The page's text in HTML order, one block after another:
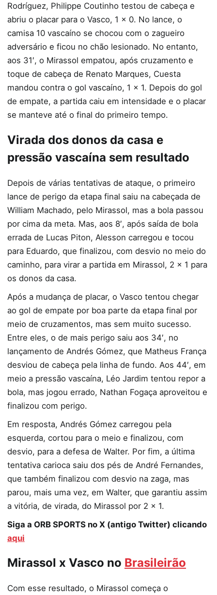
Rodríguez, Philippe Coutinho testou de cabeça e
abriu o placar para o Vasco, 1 x 0. No lance, o
camisa 10 vascaíno se chocou com o zagueiro
adversário e ficou no chão lesionado. No entanto,
aos 31′, o Mirassol empatou, após cruzamento e
toque de cabeça de Renato Marques, Cuesta
mandou contra o gol vascaíno, 1 x 1. Depois do gol
de empate, a partida caiu em intensidade e o placar
se manteve até o final do primeiro tempo.
Virada dos donos da casa e
pressão vascaína sem resultado
Depois de várias tentativas de ataque, o primeiro
lance de perigo da etapa final saiu na cabeçada de
William Machado, pelo Mirassol, mas a bola passou
por cima da meta. Mas, aos 8′, após saída de bola
errada de Lucas Piton, Alesson carregou e tocou
para Eduardo, que finalizou, com desvio no meio do
caminho, para virar a partida em Mirassol, 2 x 1 para
os donos da casa.
Após a mudança de placar, o Vasco tentou chegar
ao gol de empate por boa parte da etapa final por
meio de cruzamentos, mas sem muito sucesso.
Entre eles, o de mais perigo saiu aos 34′, no
lançamento de Andrés Gómez, que Matheus França
desviou de cabeça pela linha de fundo. Aos 44′, em
meio a pressão vascaína, Léo Jardim tentou repor a
bola, mas jogou errado, Nathan Fogaça aproveitou e
finalizou com perigo.
Em resposta, Andrés Gómez carregou pela
esquerda, cortou para o meio e finalizou, com
desvio, para a defesa de Walter. Por fim, a última
tentativa carioca saiu dos pés de André Fernandes,
que também finalizou com desvio na zaga, mas
parou, mais uma vez, em Walter, que garantiu assim
a vitória, de virada, do Mirassol por 2 x 1.
Siga a ORB SPORTS no X (antigo Twitter) clicando
aqui
Mirassol x Vasco no Brasileirão
Com esse resultado, o Mirassol começa o